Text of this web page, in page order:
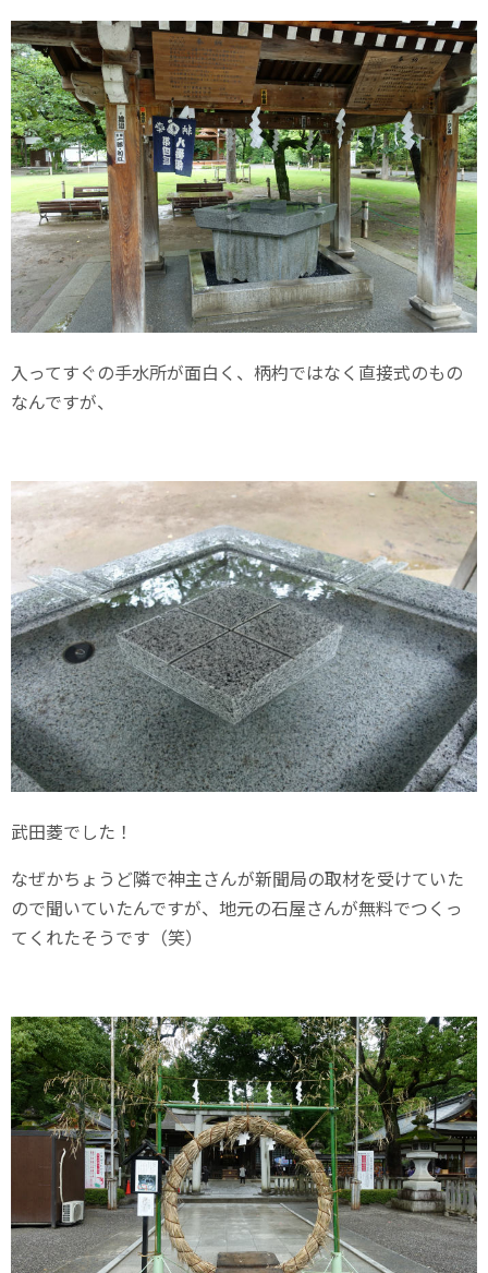
入ってすぐの手水所が面白く、柄杓ではなく直接式のもの
なんですが、
武田菱でした！
なぜかちょうど隣で神主さんが新聞局の取材を受けていた
ので聞いていたんですが、地元の石屋さんが無料でつくっ
てくれたそうです（笑）